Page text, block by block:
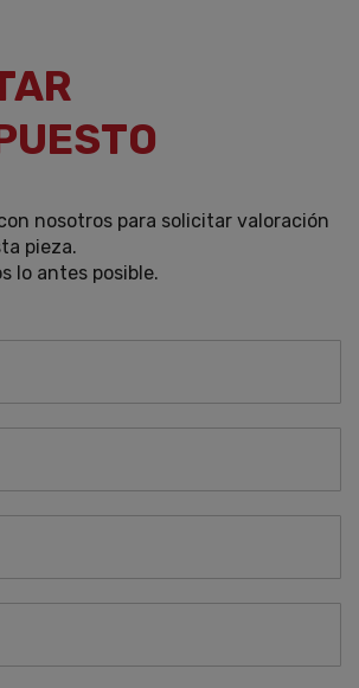
nosotros para solicitar valoración
pieza.
lo antes posible.